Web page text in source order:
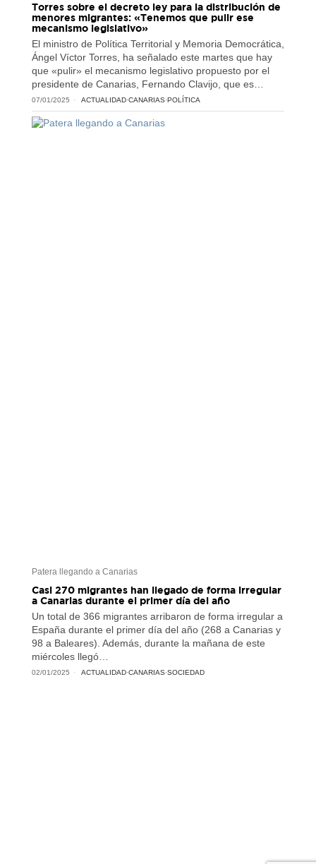
Torres sobre el decreto ley para la distribución de
menores migrantes: «Tenemos que pulir ese
mecanismo legislativo»
El ministro de Política Territorial y Memoria Democrática,
Ángel Víctor Torres, ha señalado este martes que hay
que «pulir» el mecanismo legislativo propuesto por el
presidente de Canarias, Fernando Clavijo, que es…
07/01/2025 ACTUALIDAD·CANARIAS·POLÍTICA
Patera llegando a Canarias
Casi 270 migrantes han llegado de forma irregular
a Canarias durante el primer día del año
Un total de 366 migrantes arribaron de forma irregular a
España durante el primer día del año (268 a Canarias y
98 a Baleares). Además, durante la mañana de este
miércoles llegó…
02/01/2025 ACTUALIDAD·CANARIAS·SOCIEDAD